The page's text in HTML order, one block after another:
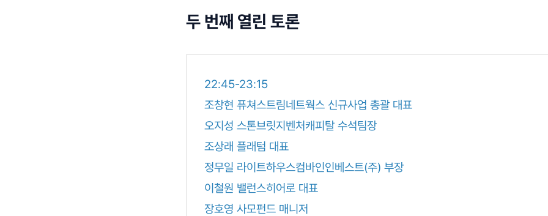
두 번째 열린 토론
22:45-23:15
조창현 퓨쳐스트림네트웍스 신규사업 총괄 대표
오지성 스톤브릿지벤처캐피탈 수석팀장
조상래 플래텀 대표
정무일 라이트하우스컴바인인베스트(주) 부장
이철원 밸런스히어로 대표
장호영 사모펀드 매니저